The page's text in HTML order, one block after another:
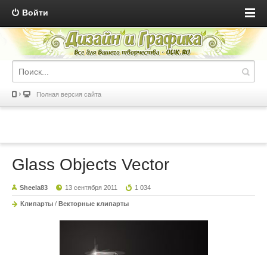
Войти
Полная версия сайта
Glass Objects Vector
Sheela83 13 сентября 2011 1 034
Клипарты / Векторные клипарты